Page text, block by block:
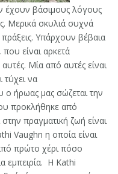
έχουν βάσιμους λόγους
Μερικά σκυλιά συχνά
πράξεις. Υπάρχουν βέβαια
που είναι αρκετά
Μία από αυτές είναι
τύχει να
ήρωας μας σώζεται την
προκλήθηκε από
πραγματική ζωή είναι
Vaughn η οποία είναι
πρώτο χέρι πόσο
εμπειρία. Η Kathi